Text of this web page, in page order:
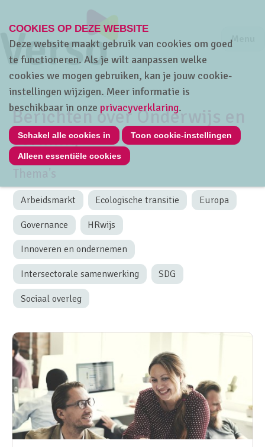
Jump
Menu
Home Over Verso Nieuws
Berichten over Onderwijs en
vorming
Thema's
Arbeidsmarkt Ecologische transitie Europa
Governance HRwijs
Innoveren en ondernemen
Intersectorale samenwerking SDG
Sociaal overleg
COOKIES OP DEZE WEBSITE
Deze website maakt gebruik van cookies om goed
te functioneren. Als je wilt aanpassen welke
cookies we mogen gebruiken, kan je jouw cookie-
instellingen wijzigen. Meer informatie is
beschikbaar in onze privacyverklaring.
Schakel alle cookies in Toon cookie-instellingen
Alleen essentiële cookies